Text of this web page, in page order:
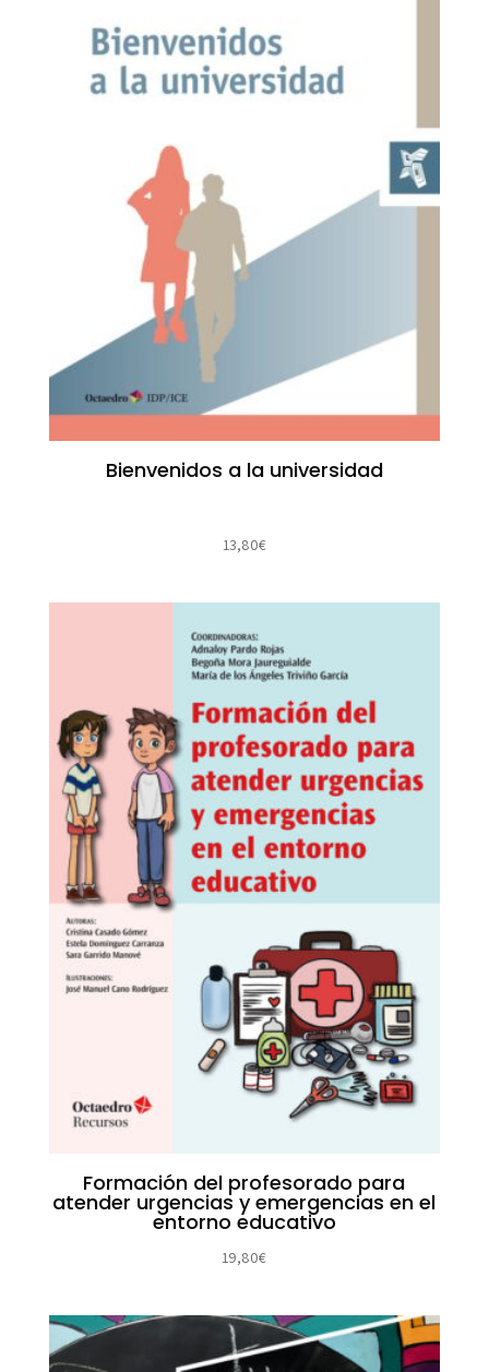
Bienvenidos a la universidad
13,80€
Formación del profesorado para
atender urgencias y emergencias en el
entorno educativo
19,80€